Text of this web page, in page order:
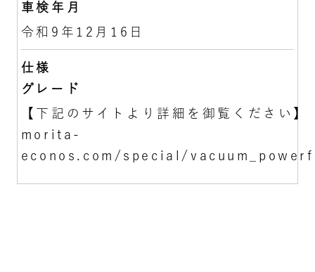
車検年月
令和9年12月16日
仕様
グレード
【下記のサイトより詳細を御覧ください】
morita-
econos.com/special/